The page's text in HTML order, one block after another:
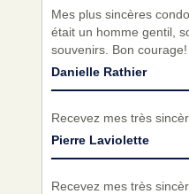
Mes plus sincères
était un homme gentil,
souvenirs. Bon courage!
Danielle Rathier
Recevez mes très
Pierre Laviolette
Recevez mes très